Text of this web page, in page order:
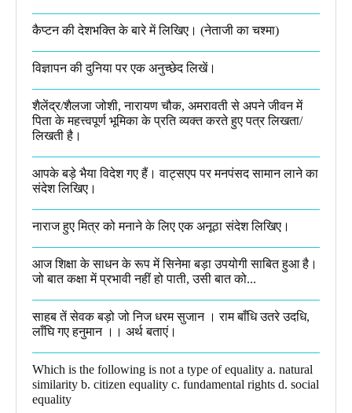
कैप्टन की देशभक्ति के बारे में लिखिए।​ (नेताजी का चश्मा)
विज्ञापन की दुनिया पर एक अनुच्छेद लिखें।
शैलेंद्र/शैलजा जोशी, नारायण चौक, अमरावती से अपने जीवन में
पिता के महत्त्वपूर्ण भूमिका के प्रति व्यक्त करते हुए पत्र लिखता/
लिखती है।​
आपके बड़े भैया विदेश गए हैं। वाट्सएप पर मनपंसद सामान लाने का
संदेश लिखिए।
नाराज हुए मित्र को मनाने के लिए एक अनूठा संदेश लिखिए।
आज शिक्षा के साधन के रूप में सिनेमा बड़ा उपयोगी साबित हुआ है।
जो बात कक्षा में प्रभावी नहीं हो पाती, उसी बात को...
साहब तें सेवक बड़ो जो निज धरम सुजान । राम बाँधि उतरे उदधि,
लाँघि गए हनुमान ।।​ अर्थ बताएं।
Which is the following is not a type of equality a. natural
similarity b. citizen equality c. fundamental rights d. social
equality​